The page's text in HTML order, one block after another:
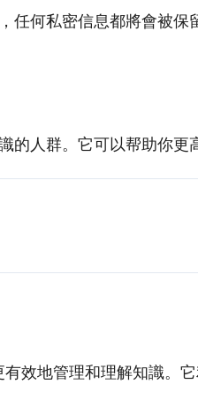
何私密信息都將會被
人群。它可以帮助你更
效地管理和理解知識。